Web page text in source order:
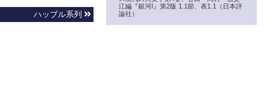
ハッブル系列
江編『銀河I』第2版 1.1節、表1.1（日本評
論社）